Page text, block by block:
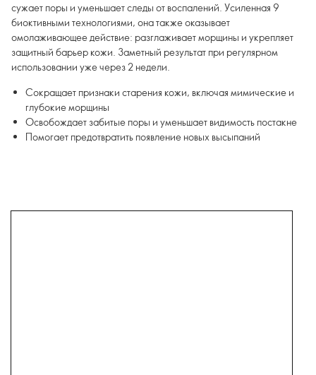
сужает поры и уменьшает следы от воспалений. Усиленная 9
биоктивными технологиями, она также оказывает
омолаживающее действие: разглаживает морщины и укрепляет
защитный барьер кожи. Заметный результат при регулярном
использовании уже через 2 недели.
Сокращает признаки старения кожи, включая мимические и
глубокие морщины
Освобождает забитые поры и уменьшает видимость постакне
Помогает предотвратить появление новых высыпаний